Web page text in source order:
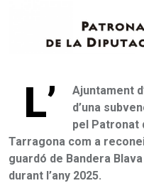
L’
Ajuntament
d’una
pel Patronat
Tarragona com a
guardó de Bandera
durant l’any 2025.